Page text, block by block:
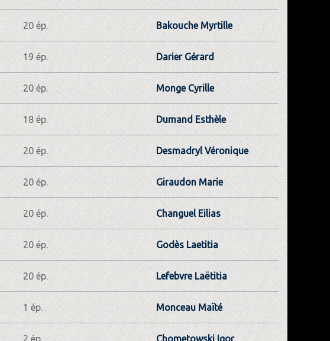
20 ép. Bakouche Myrtille
19 ép. Darier Gérard
20 ép. Monge Cyrille
18 ép. Dumand Esthèle
20 ép. Desmadryl Véronique
20 ép. Giraudon Marie
20 ép. Changuel Eilias
20 ép. Godès Laetitia
20 ép. Lefebvre Laëtitia
1 ép. Monceau Maïté
2 ép. Chometowski Igor